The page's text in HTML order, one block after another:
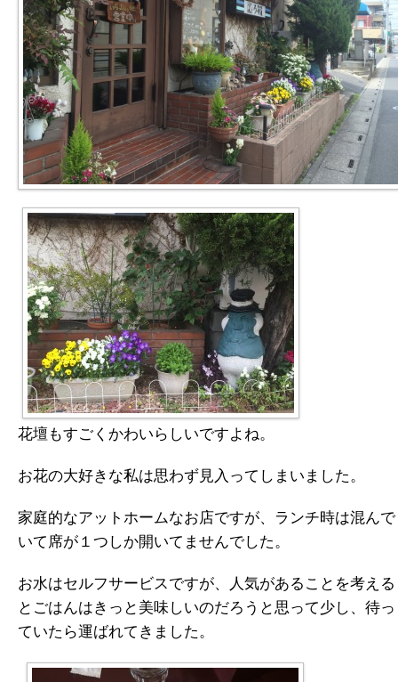
花壇もすごくかわいらしいですよね。
お花の大好きな私は思わず見入ってしまいました。
家庭的なアットホームなお店ですが、ランチ時は混んで
いて席が１つしか開いてませんでした。
お水はセルフサービスですが、人気があることを考える
とごはんはきっと美味しいのだろうと思って少し、待っ
ていたら運ばれてきました。